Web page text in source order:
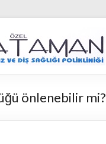
önlenebilir mi?